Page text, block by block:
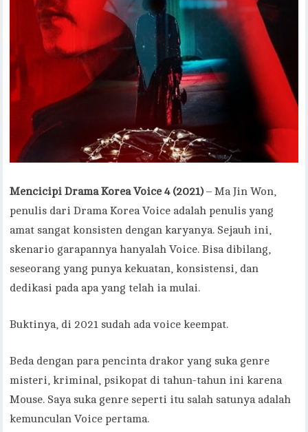
Mencicipi Drama Korea Voice 4 (2021)– Ma Jin Won,
penulis dari Drama Korea Voice adalah penulis yang
amat sangat konsisten dengan karyanya. Sejauh ini,
skenario garapannya hanyalah Voice. Bisa dibilang,
seseorang yang punya kekuatan, konsistensi, dan
dedikasi pada apa yang telah ia mulai.
Buktinya, di 2021 sudah ada voice keempat.
Beda dengan para pencinta drakor yang suka genre
misteri, kriminal, psikopat di tahun-tahun ini karena
Mouse. Saya suka genre seperti itu salah satunya adalah
kemunculan Voice pertama.